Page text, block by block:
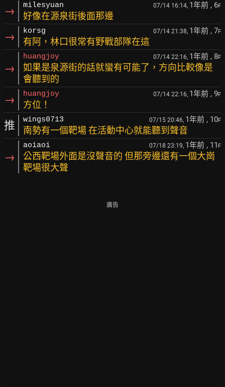
→ milesyuan 07/14 16:14, 1年前 , 6F
好像在源泉街後面那邊
→ korsg 07/14 21:38, 1年前 , 7F
有阿，林口很常有野戰部隊在這
→
huangjoy 07/14 22:16, 1年前 , 8F
如果是泉源街的話就蠻有可能了，方向比較像是
會聽到的
→ huangjoy 07/14 22:16, 1年前 , 9F
方位！
推 wings0713 07/15 20:46, 1年前 , 10F
南勢有一個靶場 在活動中心就能聽到聲音
→
aoiaoi 07/18 23:19, 1年前 , 11 F
公西靶場外面是沒聲音的 但那旁邊還有一個大崗
靶場很大聲
廣告